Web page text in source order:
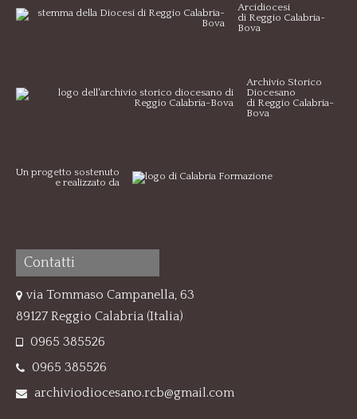
Arcidiocesi
di Reggio Calabria-
Bova
Archivio Storico
Diocesano
di Reggio Calabria-
Bova
Un progetto sostenuto
e realizzato da
Contatti
via Tommaso Campanella, 63
89127 Reggio Calabria (Italia)
0965 385526
0965 385526
archiviodiocesano.rcb@gmail.com